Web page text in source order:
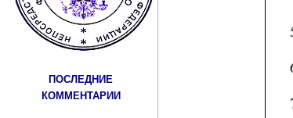
ПОСЛЕДНИЕ
КОММЕНТАРИИ